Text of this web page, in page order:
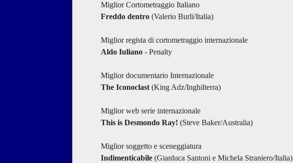
Miglior Cortometraggio Italiano
Freddo dentro (Valerio Burli/Italia)
Miglior regista di cortometraggio internazionale
Aldo Iuliano - Penalty
Miglior documentario Internazionale
The Iconoclast (King Adz/Inghilterra)
Miglior web serie internazionale
This is Desmondo Ray! (Steve Baker/Australia)
Miglior soggetto e sceneggiatura
Indimenticabile (Gianluca Santoni e Michela Straniero/Italia)